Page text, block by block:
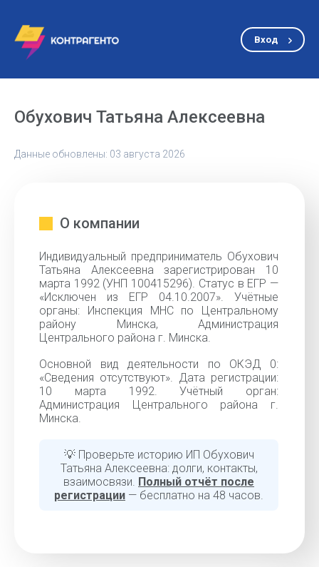
Вход
Обухович Татьяна Алексеевна
Данные обновлены: 03 августа 2026
О компании
Индивидуальный предприниматель Обухович
Татьяна Алексеевна зарегистрирован 10
марта 1992 (УНП 100415296). Статус в ЕГР —
«Исключен из ЕГР 04.10.2007». Учётные
органы: Инспекция МНС по Центральному
району Минска, Администрация
Центрального района г. Минска.
Основной вид деятельности по ОКЭД 0:
«Сведения отсутствуют». Дата регистрации:
10 марта 1992. Учётный орган:
Администрация Центрального района г.
Минска.
💡 Проверьте историю ИП Обухович
Татьяна Алексеевна: долги, контакты,
взаимосвязи. Полный отчёт после
регистрации — бесплатно на 48 часов.